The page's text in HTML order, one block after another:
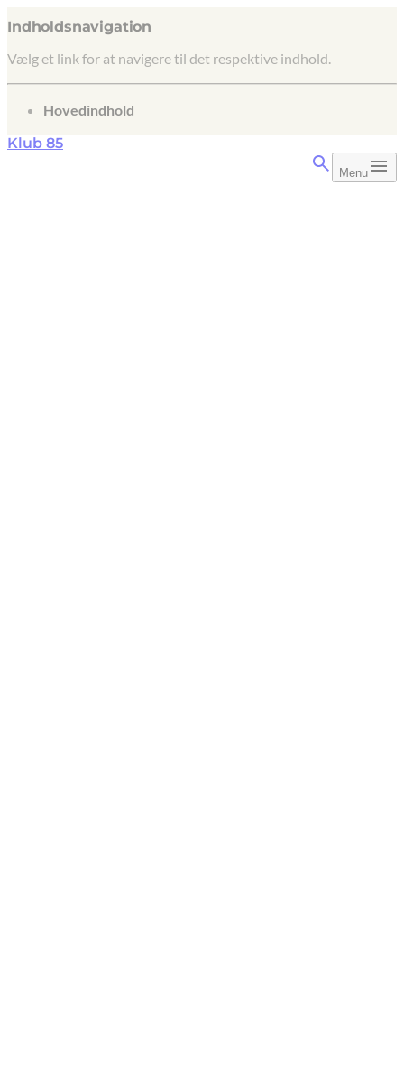
Indholdsnavigation
Vælg et link for at navigere til det respektive indhold.
gå til
Hovedindhold
Klub 85
Menu